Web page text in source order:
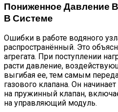
Пониженное Давление
В Системе
Ошибки в работе водяного
распространённый. Это
агрегата. При поступлении
расти давление,
выгибая ее, тем самым
газового клапана. Он
на пружинный клапан,
на управляющий модуль.